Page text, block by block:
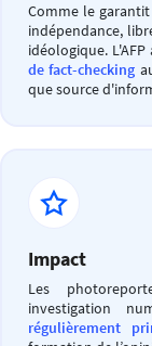
Comme le
indépendance,
idéologique.
de fact-checking
que source
Impact
Les
investigation
régulièrement